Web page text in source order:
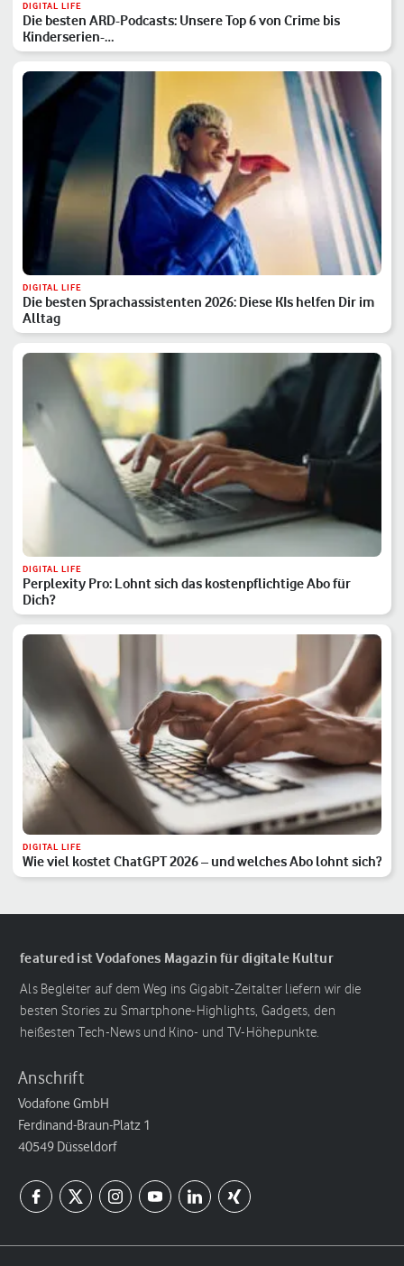
DIGITAL LIFE
Die besten ARD-Podcasts: Unsere Top 6 von Crime bis
Kinderserien-…
DIGITAL LIFE
Die besten Sprachassistenten 2026: Diese KIs helfen Dir im
Alltag
DIGITAL LIFE
Perplexity Pro: Lohnt sich das kostenpflichtige Abo für
Dich?
DIGITAL LIFE
Wie viel kostet ChatGPT 2026 – und welches Abo lohnt sich?
featured ist Vodafones Magazin für digitale Kultur
Als Begleiter auf dem Weg ins Gigabit-Zeitalter liefern wir die
besten Stories zu Smartphone-Highlights, Gadgets, den
heißesten Tech-News und Kino- und TV-Höhepunkte.
Anschrift
Vodafone GmbH
Ferdinand-Braun-Platz 1
40549 Düsseldorf